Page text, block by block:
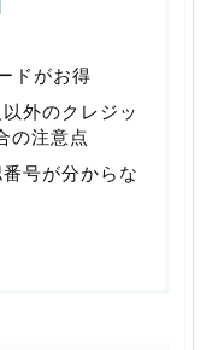
ドがお得
外のクレジッ
の注意点
号が分からな